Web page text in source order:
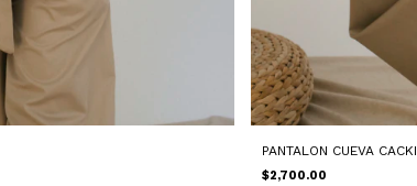
PANTALON CUEVA CACKI
$2,700.00